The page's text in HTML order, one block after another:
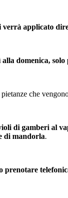
verrà applicato
domenica, solo
che
di gamberi al
di mandorla.
prenotare